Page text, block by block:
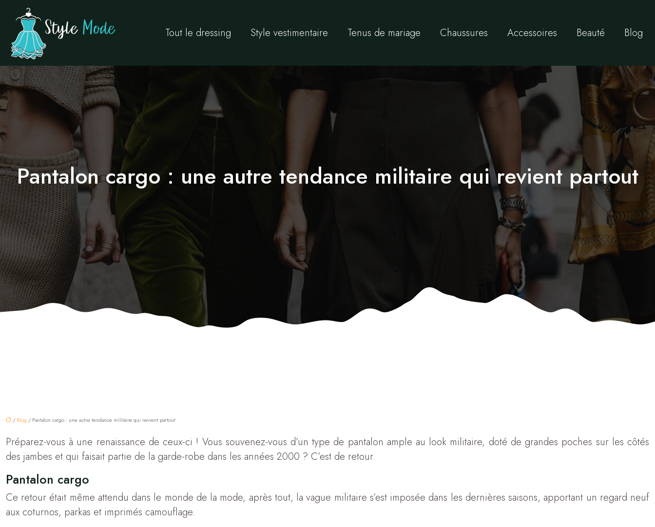
Tout le dressing Style vestimentaire Tenus de mariage Chaussures Accessoires Beauté Blog
Pantalon cargo : une autre tendance militaire qui revient partout
/ Blog / Pantalon cargo : une autre tendance militaire qui revient partout
Préparez-vous à une renaissance de ceux-ci ! Vous souvenez-vous d’un type de pantalon ample au look militaire, doté de grandes poches sur les côtés
des jambes et qui faisait partie de la garde-robe dans les années 2000 ? C’est de retour.
Pantalon cargo
Ce retour était même attendu dans le monde de la mode, après tout, la vague militaire s’est imposée dans les dernières saisons, apportant un regard neuf
aux coturnos, parkas et imprimés camouflage.